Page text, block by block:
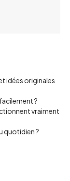
idées originales
?
vraiment
quotidien ?